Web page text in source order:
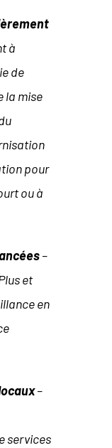
à
de
la mise
pour
ou à
–
et
en
–
services